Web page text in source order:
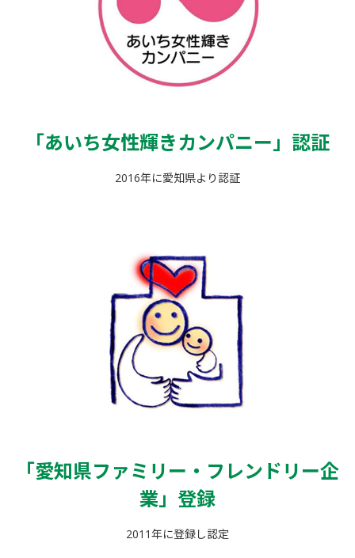
「あいち女性輝きカンパニー」 認証
2016年に愛知県より認証
「愛知県ファミリー・ フレンドリー企
業」登録
2011年に登録し認定